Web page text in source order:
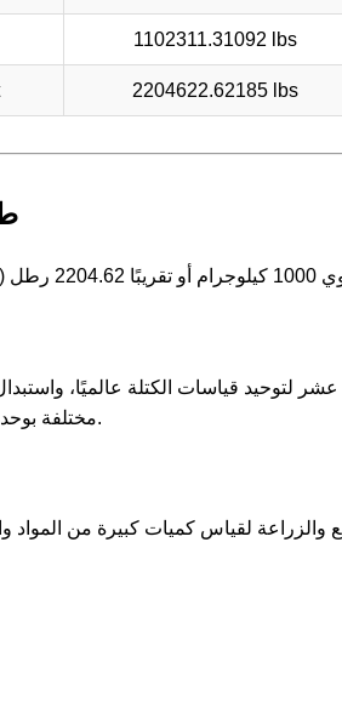
1102311.31092 lbs
2204622.62185 lbs
لتوحيد قياسات الكتلة عالميًا،
مختلفة بوحدة واحدة عالمية.
لقياس كميات كبيرة من المواد